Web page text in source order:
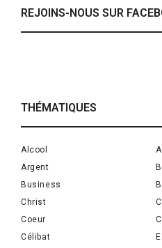
REJOINS-NOUS SUR
THÉMATIQUES
Alcool
Argent
Business
Christ
Coeur
Célibat